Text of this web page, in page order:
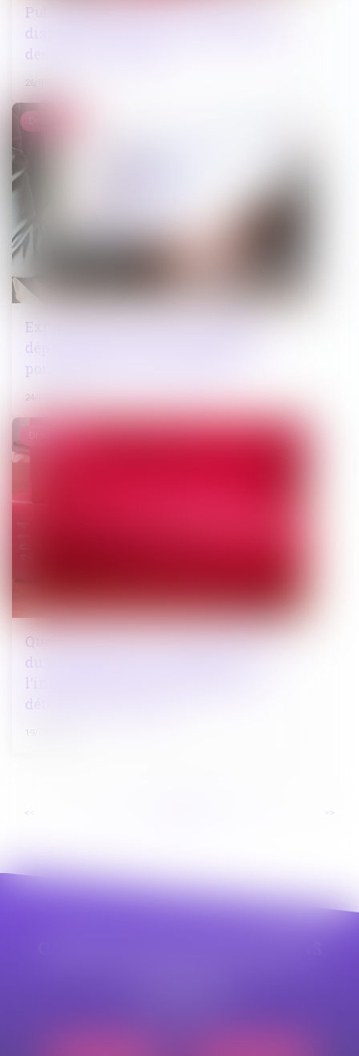
Publication de loi sur l'efficacité des
dispositifs de saisie et de confiscation
des avoirs criminels
26/07/2024
Expropriation : quel est le point de
départ du délai accordé à l’appelant
pour déposer ses conclusions ?
24/07/2024
Droit public
Quelle sanction en cas de non-respect
du délai imposé à la chambre de
l’instruction pour un placement en
détention provisoire ?
19/07/2024
Droit pénal
<< >>